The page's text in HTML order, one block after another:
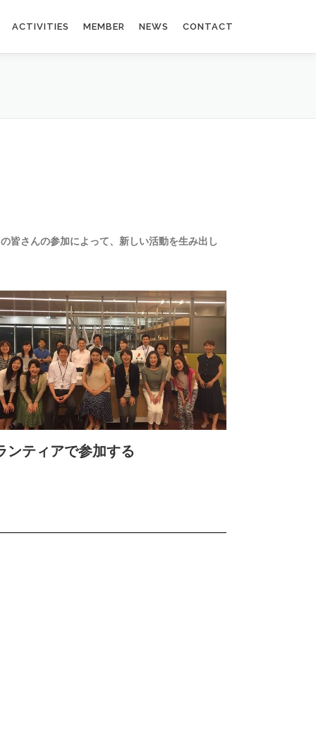
ACTIVITIES MEMBER NEWS CONTACT
皆さんの参加によって、新しい活動を生み出し
ンティアで参加する